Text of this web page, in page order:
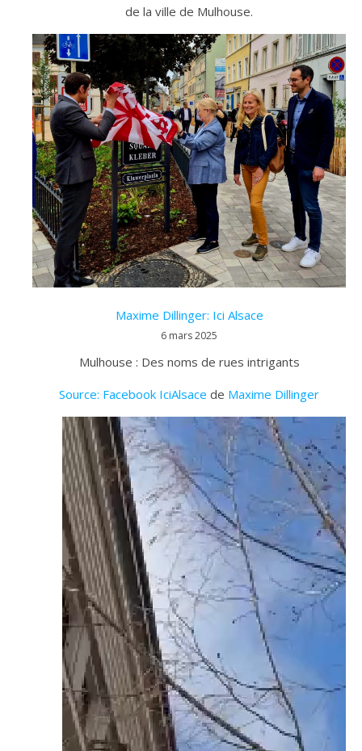
de la ville de Mulhouse.
Maxime Dillinger: Ici Alsace
6 mars 2025
Mulhouse : Des noms de rues intrigants
Source: Facebook IciAlsace de Maxime Dillinger